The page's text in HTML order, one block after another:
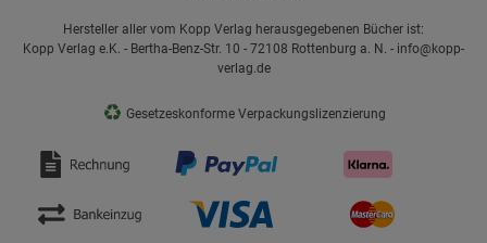
Hersteller aller vom Kopp Verlag herausgegebenen Bücher ist:
Kopp Verlag e.K. - Bertha-Benz-Str. 10 - 72108 Rottenburg a. N. - info@kopp-
verlag.de
♻ Gesetzeskonforme Verpackungslizenzierung